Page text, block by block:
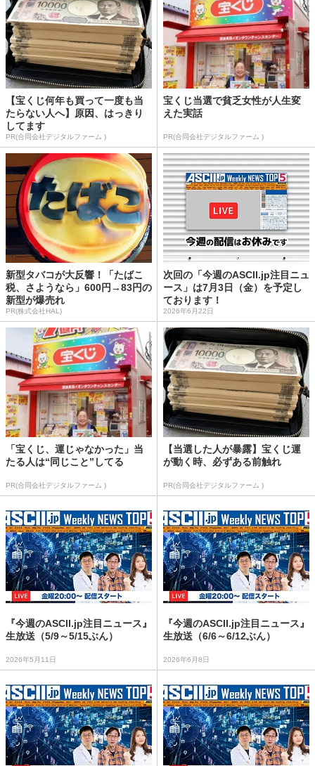
【宝くじ何年も買って一度も当
たらない人へ】原因、はっきり
してます
PR(合同会社デジタルファーム )
宝くじ当選で貧乏女性が人生変
えた実話
PR(合同会社デジタルファーム )
新型タバコが大反響！「たばこ
税、さようなら」600円→83円の
新型が爆売れ
PR(株式会社HAL)
次回の「今週のASCII.jp注目ニュ
ース」は7月3日（金）を予定し
ております！
2026年6月22日
「宝くじ、運じゃなかった」当
たる人は“同じこと”してる
PR(合同会社デジタルファーム )
【当選した人が暴露】宝くじ運
が動く時、必ずある前触れ
PR(合同会社デジタルファーム )
『今週のASCII.jp注目ニュース』
生放送（5/9～5/15ぶん）
2026年5月11日
『今週のASCII.jp注目ニュース』
生放送（6/6～6/12ぶん）
2026年6月8日